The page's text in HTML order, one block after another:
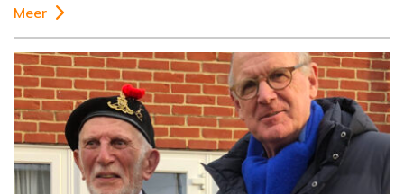
Meer